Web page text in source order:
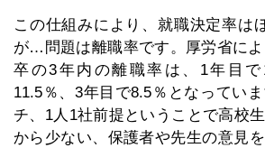
この仕組みにより、就職決定率は
が…問題は離職率です。厚労省に
卒の3年内の離職率は、1年目
11.5％、3年目で8.5％となってい
チ、1人1社前提ということで高校
から少ない、保護者や先生の意見